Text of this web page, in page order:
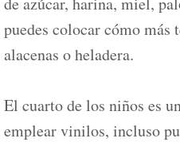
puedes colocar cómo más
alacenas o heladera.
El cuarto de los niños es
emplear vinilos, incluso